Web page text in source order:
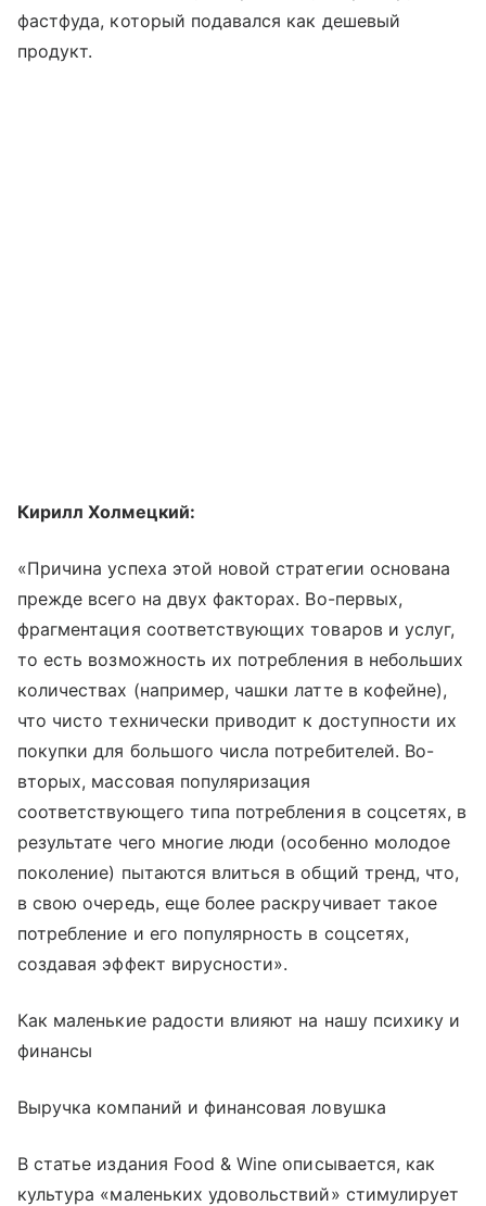
фастфуда, который подавался как дешевый
продукт.
Кирилл Холмецкий:
«Причина успеха этой новой стратегии основана
прежде всего на двух факторах. Во-первых,
фрагментация соответствующих товаров и услуг,
то есть возможность их потребления в небольших
количествах (например, чашки латте в кофейне),
что чисто технически приводит к доступности их
покупки для большого числа потребителей. Во-
вторых, массовая популяризация
соответствующего типа потребления в соцсетях, в
результате чего многие люди (особенно молодое
поколение) пытаются влиться в общий тренд, что,
в свою очередь, еще более раскручивает такое
потребление и его популярность в соцсетях,
создавая эффект вирусности».
Как маленькие радости влияют на нашу психику и
финансы
Выручка компаний и финансовая ловушка
В статье издания Food & Wine описывается, как
культура «маленьких удовольствий» стимулирует